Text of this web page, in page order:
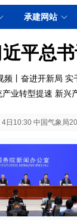
承建网站
平总
频丨奋进开新局 实
产业转型提速 新兴
4日10:30 中国气象局